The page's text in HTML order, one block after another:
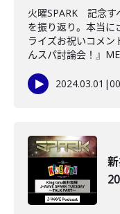
火曜SPARK 記念す
を振り返り。本当に
ライズお祝いコメン
んスパ討論会！』
2024.03.01 |